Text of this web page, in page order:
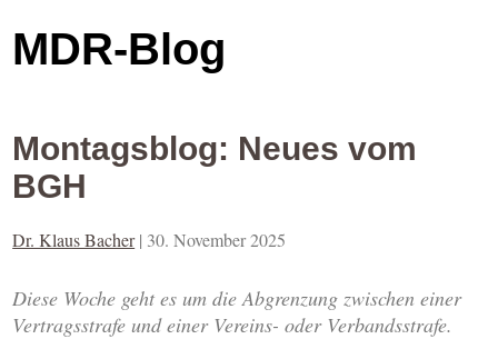
MDR-Blog
Montagsblog: Neues vom
BGH
Dr. Klaus Bacher | 30. November 2025
Diese Woche geht es um die Abgrenzung zwischen einer
Vertragsstrafe und einer Vereins- oder Verbandsstrafe.